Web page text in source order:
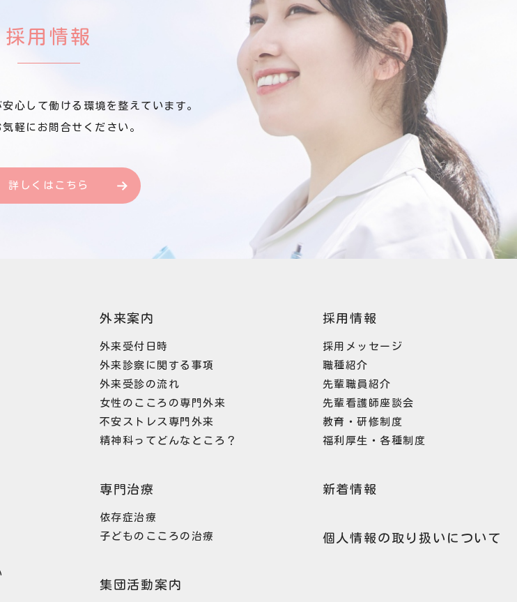
採用情報
心して働ける環境を整えています。
気軽にお問合せください。
詳しくはこちら
外来案内
外来受付日時
外来診察に関する事項
外来受診の流れ
女性のこころの専門外来
不安ストレス専門外来
精神科ってどんなところ？
専門治療
依存症治療
子どものこころの治療
集団活動案内
採用情報
採用メッセージ
職種紹介
先輩職員紹介
先輩看護師座談会
教育・研修制度
福利厚生・各種制度
新着情報
個人情報の取り扱いについて